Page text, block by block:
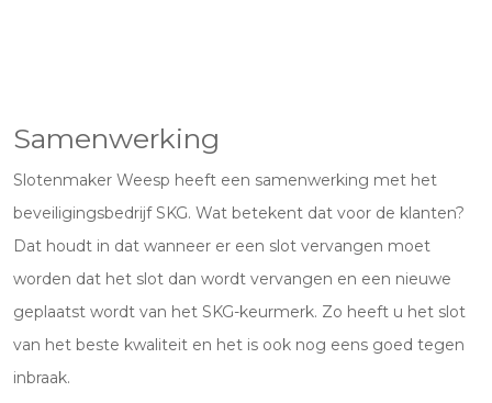
Samenwerking
Slotenmaker Weesp heeft een samenwerking met het
beveiligingsbedrijf SKG. Wat betekent dat voor de klanten?
Dat houdt in dat wanneer er een slot vervangen moet
worden dat het slot dan wordt vervangen en een nieuwe
geplaatst wordt van het SKG-keurmerk. Zo heeft u het slot
van het beste kwaliteit en het is ook nog eens goed tegen
inbraak.